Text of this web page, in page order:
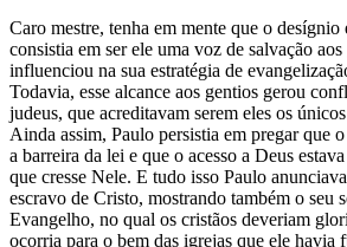
Caro mestre, tenha em mente que o desígnio
consistia em ser ele uma voz de salvação
influenciou na sua estratégia de
Todavia, esse alcance aos gentios gerou
judeus, que acreditavam serem eles os
Ainda assim, Paulo persistia em pregar que
a barreira da lei e que o acesso a Deus
que cresse Nele. E tudo isso Paulo
escravo de Cristo, mostrando também o seu
Evangelho, no qual os cristãos deveriam
ocorria para o bem das igrejas que ele havia